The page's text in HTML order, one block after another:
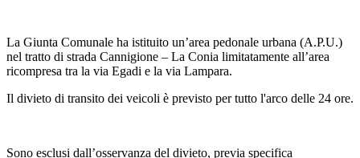
La Giunta Comunale ha istituito un’area pedonale urbana (A.P.U.)
nel tratto di strada Cannigione – La Conia limitatamente all’area
ricompresa tra la via Egadi e la via Lampara.
Il divieto di transito dei veicoli è previsto per tutto l'arco delle 24 ore.
Sono esclusi dall’osservanza del divieto, previa specifica